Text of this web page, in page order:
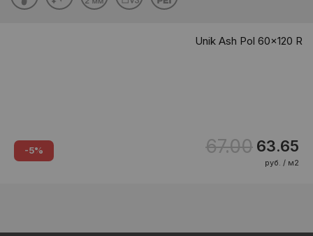
Unik Ash Pol 60x120 R
-5% 67.00 63.65
руб. / м2